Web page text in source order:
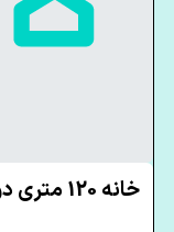
خانه 120 متری دو خوابه در خیابان صحرا یزد